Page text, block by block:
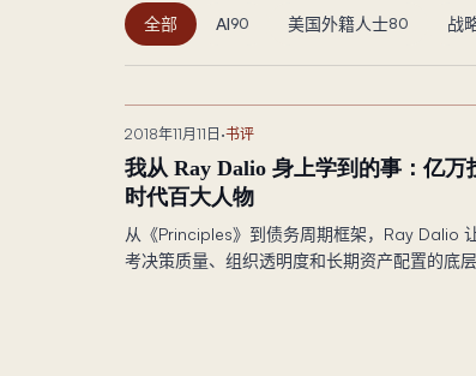
全部 AI90 美国外籍人士80 战
2018年11月11日 ·书评
我从 Ray Dalio 身上学到的事：亿万
时代百大人物
从《Principles》到债务周期框架，Ray Dalio
考决策质量、组织透明度和长期资产配置的底层